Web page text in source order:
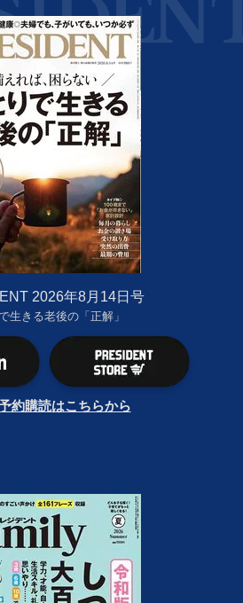
2026年8月14日号
生きる老後の「正解」
約購読はこちらから